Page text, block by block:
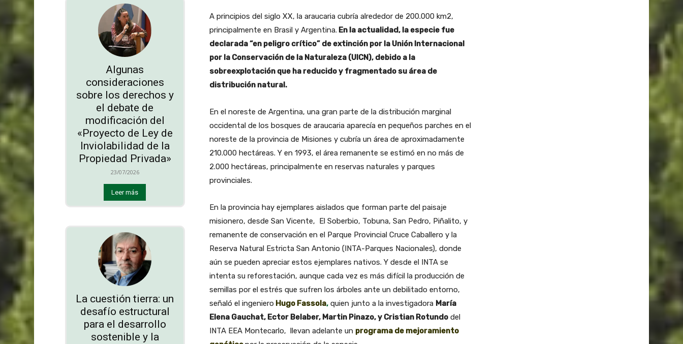
Algunas
consideraciones
sobre los derechos y
el debate de
modificación del
«Proyecto de Ley de
Inviolabilidad de la
Propiedad Privada»
23/07/2026
Leer más
La cuestión tierra: un
desafío estructural
para el desarrollo
sostenible y la
A principios del siglo XX, la araucaria cubría alrededor de 200.000 km2,
principalmente en Brasil y Argentina. En la actualidad, la especie fue
declarada “en peligro crítico” de extinción por la Unión Internacional
por la Conservación de la Naturaleza (UICN), debido a la
sobreexplotación que ha reducido y fragmentado su área de
distribución natural.
En el noreste de Argentina, una gran parte de la distribución marginal
occidental de los bosques de araucaria aparecía en pequeños parches en el
noreste de la provincia de Misiones y cubría un área de aproximadamente
210.000 hectáreas. Y en 1993, el área remanente se estimó en no más de
2.000 hectáreas, principalmente en reservas naturales y parques
provinciales.
En la provincia hay ejemplares aislados que forman parte del paisaje
misionero, desde San Vicente, El Soberbio, Tobuna, San Pedro, Piñalito, y
remanente de conservación en el Parque Provincial Cruce Caballero y la
Reserva Natural Estricta San Antonio (INTA-Parques Nacionales), donde
aún se pueden apreciar estos ejemplares nativos. Y desde el INTA se
intenta su reforestación, aunque cada vez es más difícil la producción de
semillas por el estrés que sufren los árboles ante un debilitado entorno,
señaló el ingeniero Hugo Fassola,quien junto a la investigadora María
Elena Gauchat, Ector Belaber, Martin Pinazo, y Cristian Rotundodel
INTA EEA Montecarlo, llevan adelante un programa de mejoramiento